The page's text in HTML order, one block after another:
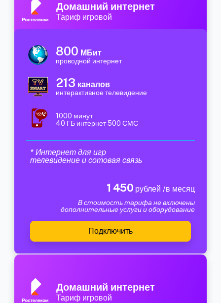
Домашний интернет
Тариф игровой
800 МБит
проводной интернет
213 каналов
интерактивное телевидение
1000 минут
40 ГБ интернет 500 СМС
* Интернет для игр
телевидение и сотовая связь
1 450 рублей /в месяц
В стоимость тарифа не включены
дополнительные услуги и оборудование
Подключить
Домашний интернет
Тариф игровой